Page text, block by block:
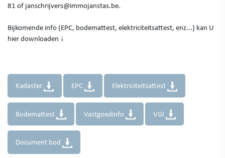
81 of janschrijvers@immojanstas.be.
Bijkomende info (EPC, bodemattest, elektriciteitsattest, enz...) kan U
hier downloaden ↓
Kadaster EPC Elektriciteitsattest
Bodemattest Vastgoedinfo VGI
Document bod